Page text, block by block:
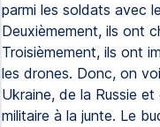
parmi les soldats avec
Deuxièmement, ils ont
Troisièmement, ils ont
les drones. Donc, on
Ukraine, de la Russie
militaire à la junte. Le